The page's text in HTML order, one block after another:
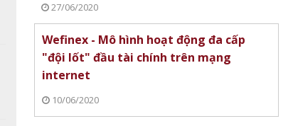
27/06/2020
Wefinex - Mô hình hoạt động đa cấp
"đội lốt" đầu tài chính trên mạng
internet
10/06/2020